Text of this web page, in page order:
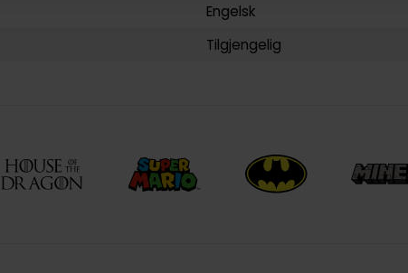
Engelsk
Tilgjengelig